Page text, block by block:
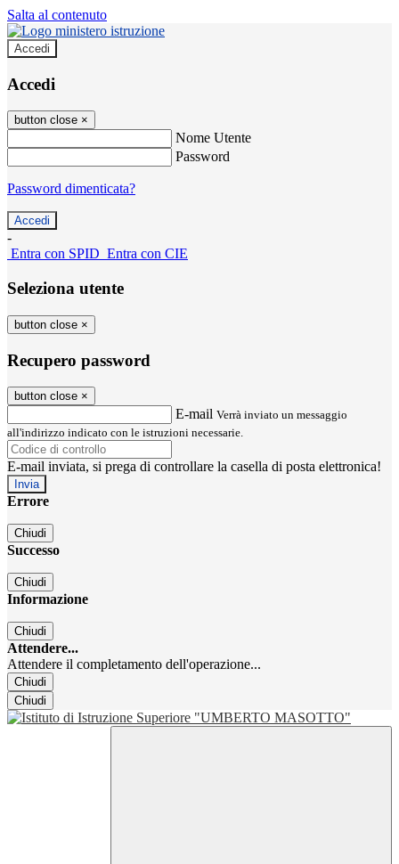
Salta al contenuto
Accedi
Accedi
button close ×
Nome Utente
Password
Password dimenticata?
-
Entra con SPID Entra con CIE
Seleziona utente
button close ×
Recupero password
button close ×
E-mail Verrà inviato un messaggio
all'indirizzo indicato con le istruzioni necessarie.
E-mail inviata, si prega di controllare la casella di posta elettronica!
Errore
Chiudi
Successo
Chiudi
Informazione
Chiudi
Attendere...
Attendere il completamento dell'operazione...
Chiudi
Chiudi